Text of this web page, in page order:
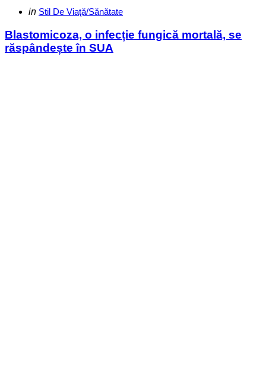
Categories
Posted
in Stil De Viaţă/Sănătate
Blastomicoza, o infecție fungică mortală, se
răspândește în SUA